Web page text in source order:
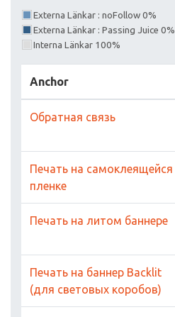
Externa Länkar : noFollow 0%
Externa Länkar : Passing Juice 0%
Interna Länkar 100%
Anchor
Обратная связь
Печать на самоклеящейся
пленке
Печать на литом баннере
Печать на баннер Backlit
(для световых коробов)